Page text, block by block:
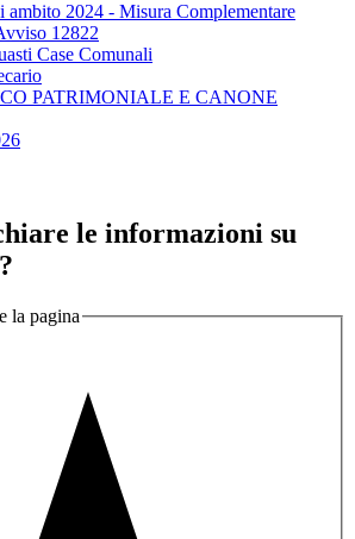
ambito 2024 - Misura Complementare
12822
Case Comunali
PATRIMONIALE E CANONE
le informazioni su
la pagina